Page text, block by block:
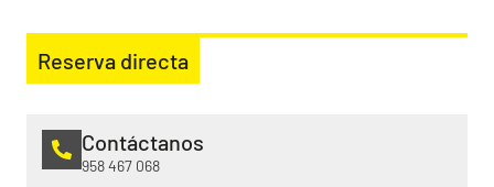
Reserva directa
Contáctanos
958 467 068